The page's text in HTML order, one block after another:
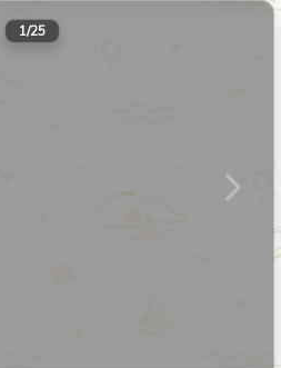
1/25